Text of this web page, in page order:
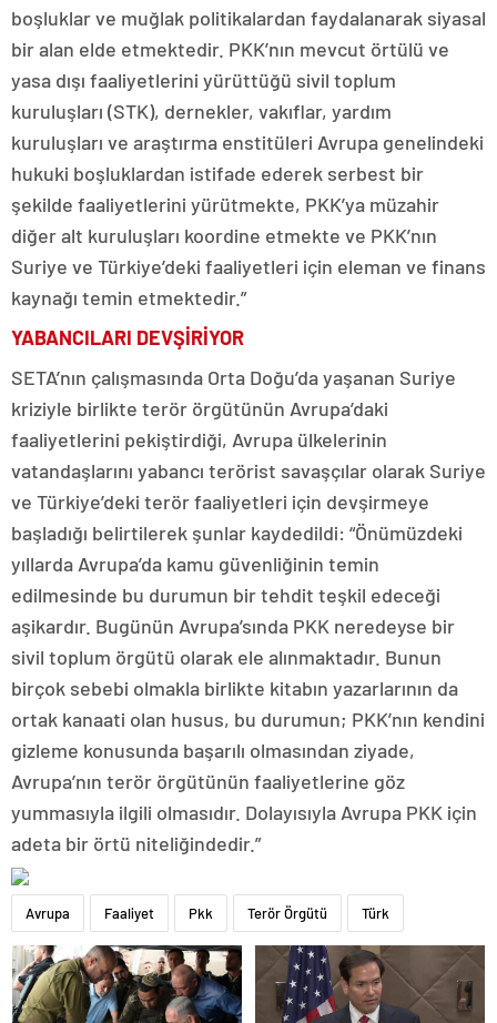
boşluklar ve muğlak politikalardan faydalanarak siyasal
bir alan elde etmektedir. PKK’nın mevcut örtülü ve
yasa dışı faaliyetlerini yürüttüğü sivil toplum
kuruluşları (STK), dernekler, vakıflar, yardım
kuruluşları ve araştırma enstitüleri Avrupa genelindeki
hukuki boşluklardan istifade ederek serbest bir
şekilde faaliyetlerini yürütmekte, PKK’ya müzahir
diğer alt kuruluşları koordine etmekte ve PKK’nın
Suriye ve Türkiye’deki faaliyetleri için eleman ve finans
kaynağı temin etmektedir.”
YABANCILARI DEVŞİRİYOR
SETA’nın çalışmasında Orta Doğu’da yaşanan Suriye
kriziyle birlikte terör örgütünün Avrupa’daki
faaliyetlerini pekiştirdiği, Avrupa ülkelerinin
vatandaşlarını yabancı terörist savaşçılar olarak Suriye
ve Türkiye’deki terör faaliyetleri için devşirmeye
başladığı belirtilerek şunlar kaydedildi: “Önümüzdeki
yıllarda Avrupa’da kamu güvenliğinin temin
edilmesinde bu durumun bir tehdit teşkil edeceği
aşikardır. Bugünün Avrupa’sında PKK neredeyse bir
sivil toplum örgütü olarak ele alınmaktadır. Bunun
birçok sebebi olmakla birlikte kitabın yazarlarının da
ortak kanaati olan husus, bu durumun; PKK’nın kendini
gizleme konusunda başarılı olmasından ziyade,
Avrupa’nın terör örgütünün faaliyetlerine göz
yummasıyla ilgili olmasıdır. Dolayısıyla Avrupa PKK için
adeta bir örtü niteliğindedir.”
Avrupa Faaliyet Pkk Terör Örgütü Türk